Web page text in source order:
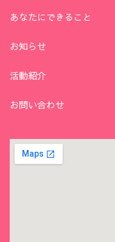
あなたにできること
お知らせ
活動紹介
お問い合わせ